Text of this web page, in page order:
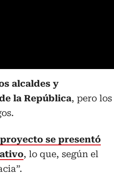
alcaldes y
la República, pero los
se presentó
, lo que, según el